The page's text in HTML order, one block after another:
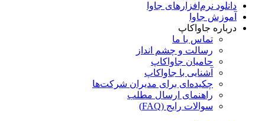
دانلود نرم‌افزارهای جاوا
آموزش جاوا
درباره جاواکاپ
تماس با ما
رسالت و چشم انداز
حامیان جاواکاپ
آشنایی با جاواکاپ
چکیده‌ای برای مدیران شرکت‌ها
راهنمای ارسال مطلب
سوالات رایج (FAQ)